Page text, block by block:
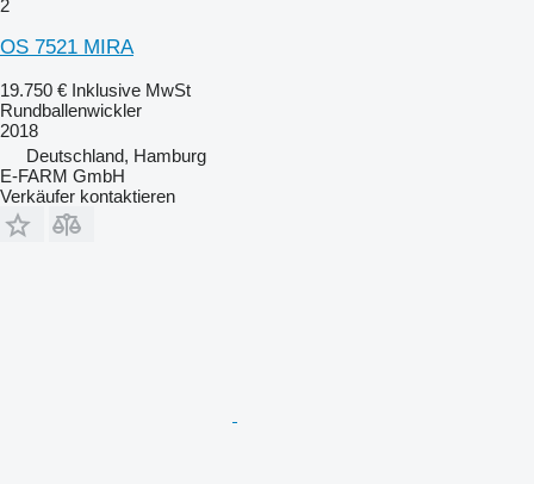
2
OS 7521 MIRA
19.750 € Inklusive MwSt
Rundballenwickler
2018
Deutschland, Hamburg
E-FARM GmbH
Verkäufer kontaktieren